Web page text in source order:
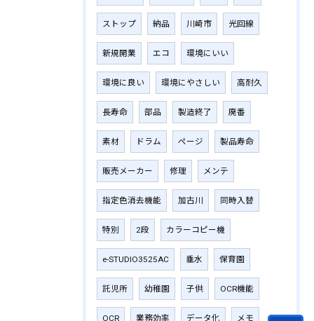
ストップ 納品 川崎市 光回線
新規開業 エコ 環境にいい
環境に良い 環境にやさしい 高耐久
長寿命 部品 製造終了 廃番
素材 ドラム ページ 製品寿命
販売メーカー 修理 メンテ
指定色消去機能 加古川 同時入替
特別 2段 カラーコピー機
e-STUDIO3525AC 垂水 保育園
託児所 幼稚園 子供 OCR機能
OCR 業務効率 データ化 メモ